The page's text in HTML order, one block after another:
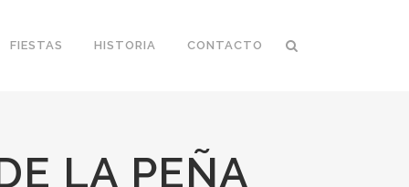
FIESTAS HISTORIA CONTACTO
LA PEÑA